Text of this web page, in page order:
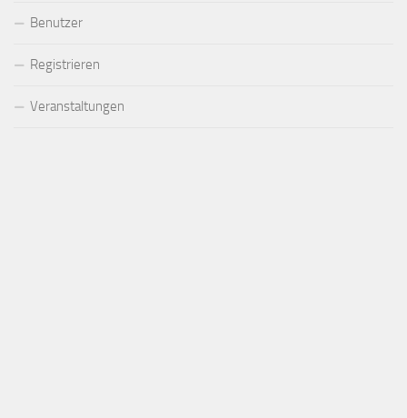
Benutzer
Registrieren
Veranstaltungen